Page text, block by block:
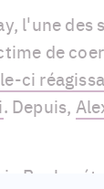
l'une des
de
ci
. Depuis,
Boulay